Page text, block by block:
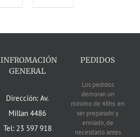
INFROMACIÓN
GENERAL
Dirección: Av.
Millan 4486
Tel: 23 597 918
PEDIDOS
Los pedidos
demoran un
mínimo de 48hs. en
ser preparado y
enviado, de
necesitarlo antes